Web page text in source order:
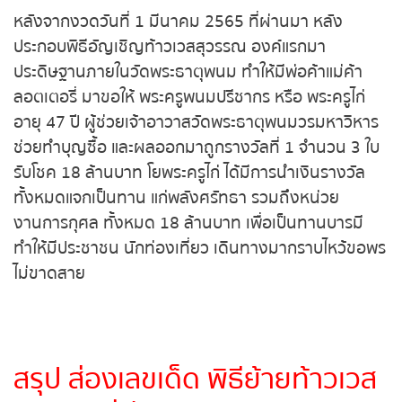
หวยหุ้นเยอรมัน
หวยหุ้นอังกฤษ
หวยหุ้นรัสเซีย
หวยหุ้นอินเดีย
หวยหุ้นดาวโจนส์
หลังจากงวดวันที่ 1 มีนาคม 2565 ที่ผ่านมา หลัง
ประกอบพิธีอัญเชิญท้าวเวสสุวรรณ องค์แรกมา
ประดิษฐานภายในวัดพระธาตุพนม ทำให้มีพ่อค้าแม่ค้า
ลอตเตอรี่ มาขอให้ พระครูพนมปรีชากร หรือ พระครูไก่
อายุ 47 ปี ผู้ช่วยเจ้าอาวาสวัดพระธาตุพนม
วรมหาวิหาร ช่วยทำบุญซื้อ และผลออกมาถูกรางวัลที่
1 จำนวน 3 ใบ รับโชค 18 ล้านบาท โยพระครูไก่ ได้มี
การนำเงินรางวัลทั้งหมดแจกเป็นทาน แก่พลังศรัทธา
รวมถึงหน่วยงานการกุศล ทั้งหมด 18 ล้านบาท เพื่อ